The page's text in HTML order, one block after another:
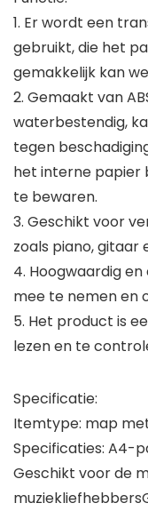
1. Er wordt een
gebruikt, die het
gemakkelijk kan
2. Gemaakt van
waterbestendig,
tegen
het interne papier
te bewaren.
3. Geschikt voor
zoals piano, gitaar
4. Hoogwaardig
mee te nemen en
5. Het product is
lezen en te
Specificatie:
Itemtype: map
Specificaties: A4-
Geschikt voor de